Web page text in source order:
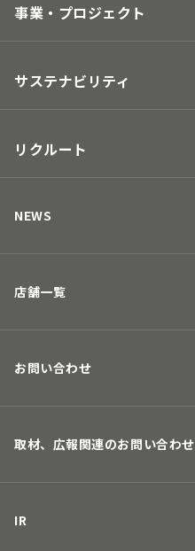
企業理念・トップメッセージ
事業・プロジェクト
プロジェクト
Hawaii project
サステナビリティ
街の未来につながる
人の未来につながる
リクルート
募集要項
NEWS
店舗一覧
お問い合わせ
取材、広報関連のお問い合わせ
IR